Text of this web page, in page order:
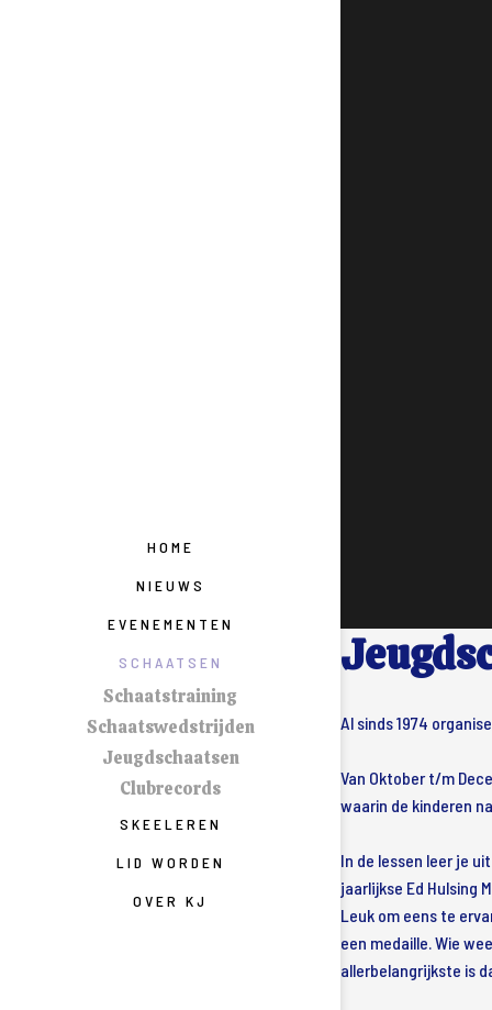
HOME
NIEUWS
EVENEMENTEN
SCHAATSEN
Schaatstraining
Schaatswedstrijden
Jeugdschaatsen
Clubrecords
SKEELEREN
LID WORDEN
OVER KJ
Al sinds 1974
Van Oktober t/m
waarin de kinderen
In de lessen leer je
jaarlijkse Ed Hulsing
Leuk om eens te
een medaille. Wie
allerbelangrijkste is